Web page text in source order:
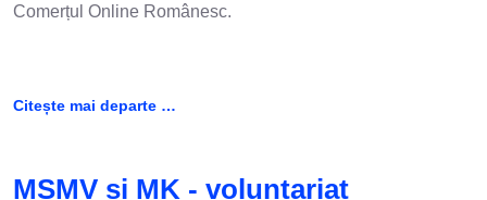
Comerțul Online Românesc.
Citește mai departe …
MSMV si MK - voluntariat